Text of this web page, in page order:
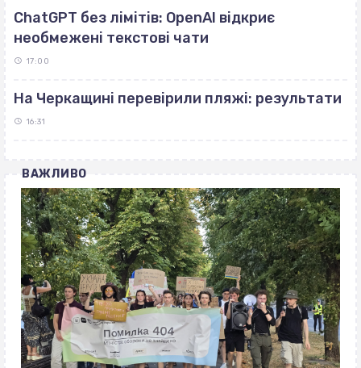
ChatGPT без лімітів: OpenAI відкриє
необмежені текстові чати
17:00
На Черкащині перевірили пляжі: результати
16:31
ВАЖЛИВО